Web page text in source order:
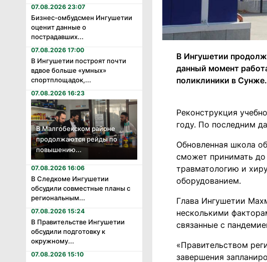
07.08.2026 23:07
Бизнес-омбудсмен Ингушетии
оценит данные о
пострадавших...
07.08.2026 17:00
В Ингушетии построят почти
вдвое больше «умных»
спортплощадок,...
07.08.2026 16:23
В Малгобекском районе
продолжаются рейды по
повышению...
07.08.2026 16:06
В Следкоме Ингушетии
обсудили совместные планы с
региональным...
07.08.2026 15:24
В Правительстве Ингушетии
обсудили подготовку к
окружному...
07.08.2026 15:10
В Ингушетии
данный момент
поликлиники в
Реконструкция
году. По последним
Обновленная школа
сможет принимать до
травматологию и
оборудованием.
Глава Ингушетии
несколькими
связанные с
«Правительством
завершения